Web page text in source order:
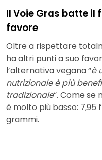
Il Voie Gras batte il
favore
Oltre a rispettare
ha altri punti a suo
l’alternativa vegana “è
nutrizionale è più
tradizionale“. Come se
è molto più basso: 7,95
grammi.